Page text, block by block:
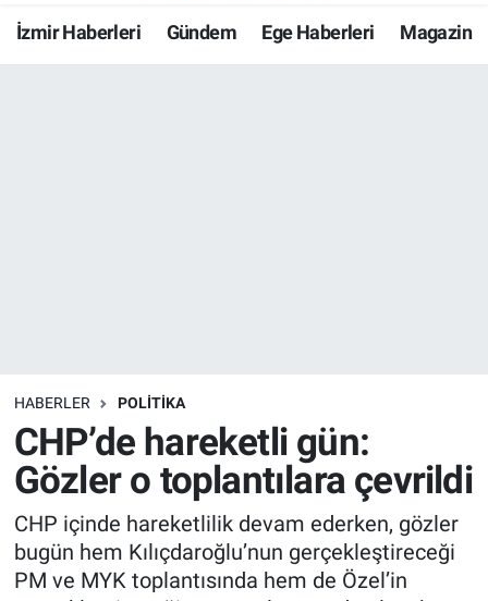
İzmir Haberleri Gündem Ege Haberleri Magazin
HABERLER POLİTİKA
CHP’de hareketli gün:
Gözler o toplantılara çevrildi
CHP içinde hareketlilik devam ederken, gözler
bugün hem Kılıçdaroğlu’nun gerçekleştireceği
PM ve MYK toplantısında hem de Özel’in
Resmi İlanlar